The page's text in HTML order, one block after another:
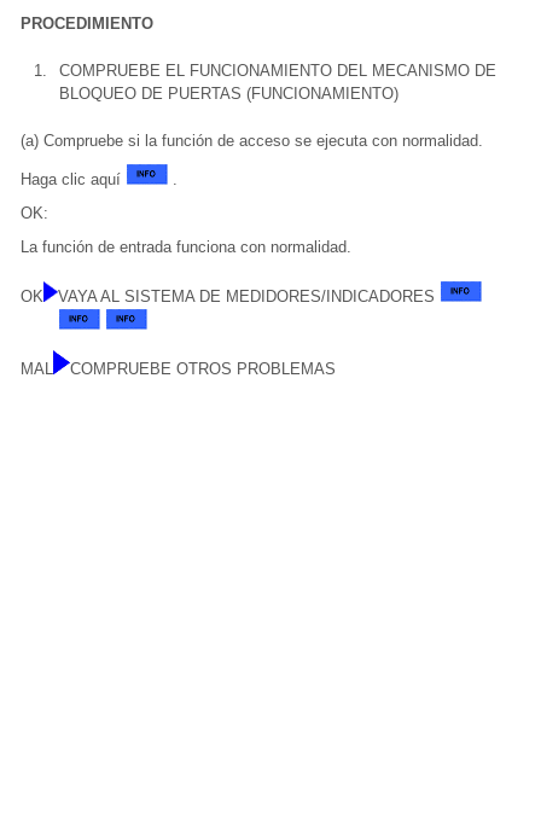
PROCEDIMIENTO
1.
COMPRUEBE EL FUNCIONAMIENTO DEL MECANISMO DE
BLOQUEO DE PUERTAS (FUNCIONAMIENTO)
(a) Compruebe si la función de acceso se ejecuta con normalidad.
Haga clic aquí
.
OK:
La función de entrada funciona con normalidad.
OK VAYA AL SISTEMA DE MEDIDORES/INDICADORES
MAL COMPRUEBE OTROS PROBLEMAS